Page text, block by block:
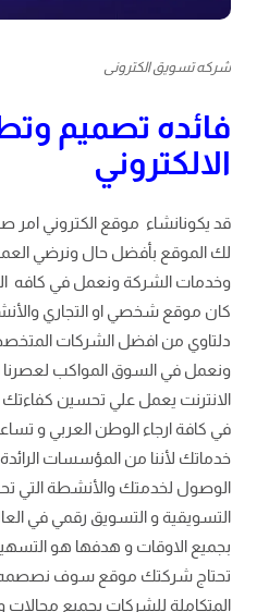
شركه تسويق الكترونى
فائده تصميم
الالكتروني
قد يكونانشاء موقع الكتروني
لك الموقع بأفضل حال ونرضي
وخدمات الشركة ونعمل في كافه
كان موقع شخصي او التجاري
دلتاوي من افضل الشركات
ونعمل في السوق المواكب
الانترنت يعمل علي تحسين كفاءتك
في كافة ارجاء الوطن العربي و
خدماتك لأننا من المؤسسات
الوصول لخدمتك والأنشطة التي
التسويقية و التسويق رقمي في
بجميع الاوقات و هدفها هو
تحتاج شركتك موقع سوف
المتكاملة للشركات بجميع مجالات